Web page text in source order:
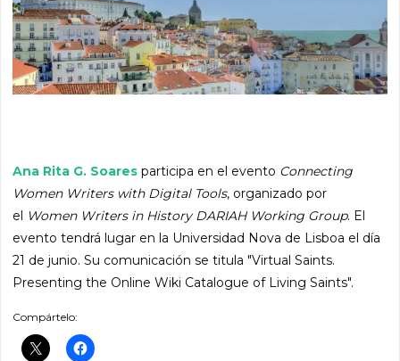
Ana Rita G. Soares participa en el evento Connecting
Women Writers with Digital Tools, organizado por
el Women Writers in History DARIAH Working Group. El
evento tendrá lugar en la Universidad Nova de Lisboa el día
21 de junio. Su comunicación se titula "Virtual Saints.
Presenting the Online Wiki Catalogue of Living Saints".
Compártelo: